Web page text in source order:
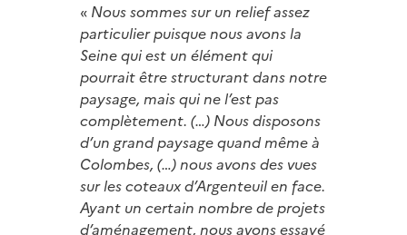
« Nous sommes sur un relief assez
particulier puisque nous avons la
Seine qui est un élément qui
pourrait être structurant dans notre
paysage, mais qui ne l’est pas
complètement. (…) Nous disposons
d’un grand paysage quand même à
Colombes, (…) nous avons des vues
sur les coteaux d’Argenteuil en face.
Ayant un certain nombre de projets
d’aménagement, nous avons essayé